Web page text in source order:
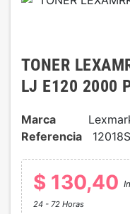
TONER
LJ E120 2000
Marca
Referencia
$ 130,40
24 - 72 Horas